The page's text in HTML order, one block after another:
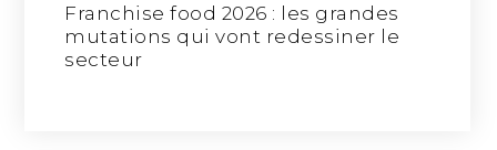
Franchise food 2026 : les grandes
mutations qui vont redessiner le
secteur